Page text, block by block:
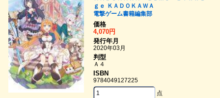
ｇｅ
ＫＡＤＯＫＡＷＡ
電撃ゲーム書籍編集部
価格
4,070円
発行年月
2020年03月
判型
Ａ４
ISBN
9784049127225
点